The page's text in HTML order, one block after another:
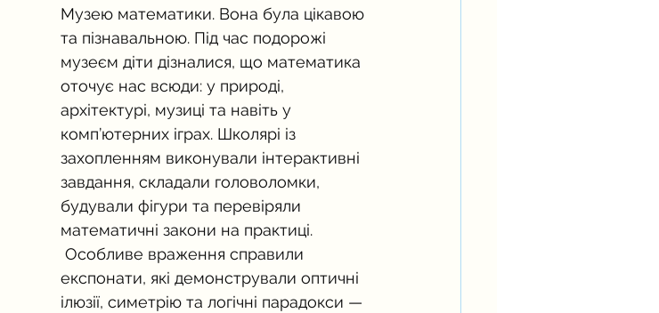
Музею математики. Вона була цікавою
та пізнавальною. Під час подорожі
музеєм діти дізналися, що математика
оточує нас всюди: у природі,
архітектурі, музиці та навіть у
комп’ютерних іграх. Школярі із
захопленням виконували інтерактивні
завдання, складали головоломки,
будували фігури та перевіряли
математичні закони на практиці.
Особливе враження справили
експонати, які демонстрували оптичні
ілюзії, симетрію та логічні парадокси —